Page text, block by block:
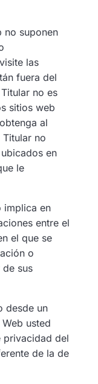
no suponen
las
fuera del
no es
sitios web
al
no
en
le
implica en
entre el
el que se
o
sus
desde un
usted
privacidad del
de la de